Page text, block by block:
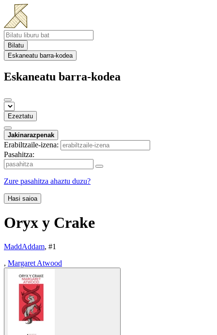
Bilatu
Eskaneatu barra-kodea
Eskaneatu barra-kodea
Ezeztatu
Jakinarazpenak
Erabiltzaile-izena:
Pasahitza:
Zure pasahitza ahaztu duzu?
Hasi saioa
Oryx y Crake
MaddAddam, #1
, Margaret Atwood